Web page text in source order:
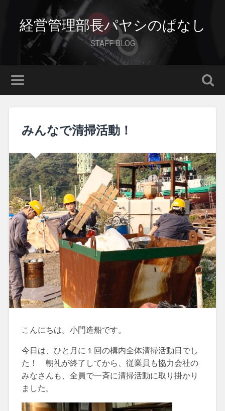
経営管理部長パヤシのぱなし
STAFF BLOG
みんなで清掃活動！
こんにちは。小門造船です。
今日は、ひと月に１回の構内全体清掃活動日でし
た！ 朝礼が終了してから、従業員も協力会社の
みなさんも、全員で一斉に清掃活動に取り掛かり
ました。